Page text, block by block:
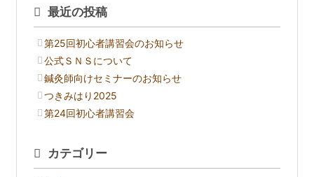
最近の投稿
第25回初心者講習会のお知らせ
公式ＳＮＳについて
鍼灸師向けセミナーのお知らせ
つきみはり2025
第24回初心者講習会
カテゴリー